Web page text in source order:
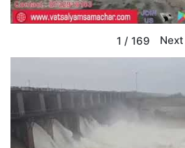
1 / 169 Next